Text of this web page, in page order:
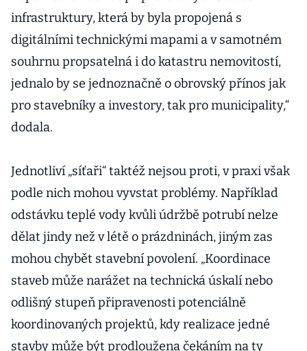
infrastruktury, která by byla propojená s
digitálními technickými mapami a v samotném
souhrnu propsatelná i do katastru nemovitostí,
jednalo by se jednoznačně o obrovský přínos jak
pro stavebníky a investory, tak pro municipality,“
dodala.
Jednotliví „síťaři“ taktéž nejsou proti, v praxi však
podle nich mohou vyvstat problémy. Například
odstávku teplé vody kvůli údržbě potrubí nelze
dělat jindy než v létě o prázdninách, jiným zas
mohou chybět stavební povolení. „Koordinace
staveb může narážet na technická úskalí nebo
odlišný stupeň připravenosti potenciálně
koordinovaných projektů, kdy realizace jedné
stavby může být prodloužena čekáním na ty